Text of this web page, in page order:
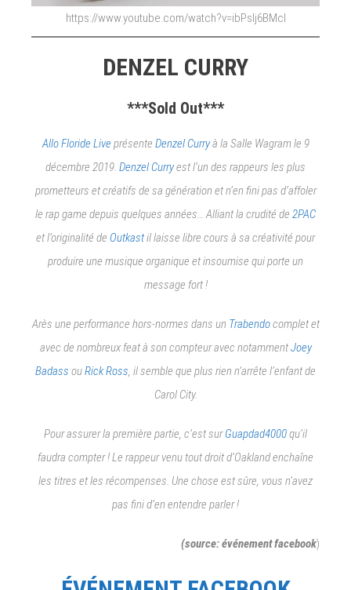
https://www.youtube.com/watch?v=ibPslj6BMcI
DENZEL CURRY
***Sold Out***
Allo Floride Live présente Denzel Curryà la Salle Wagram le 9
décembre 2019. Denzel Curryest l’un des rappeurs les plus
prometteurs et créatifs de sa génération et n’en fini pas d’affoler
le rap game depuis quelques années… Alliant la crudité de 2PAC
et l’originalité de Outkastil laisse libre cours à sa créativité pour
produire une musique organique et insoumise qui porte un
message fort !
Arès une performance hors-normes dans un Trabendocomplet et
avec de nombreux feat à son compteur avec notammentJoey
Badass ouRick Ross, il semble que plus rien n’arrête l’enfant de
Carol City.
Pour assurer la première partie, c’est surGuapdad4000qu’il
faudra compter ! Le rappeur venu tout droit d’Oakland enchaîne
les titres et les récompenses. Une chose est sûre, vous n’avez
pas fini d’en entendre parler !
(source: événement facebook)